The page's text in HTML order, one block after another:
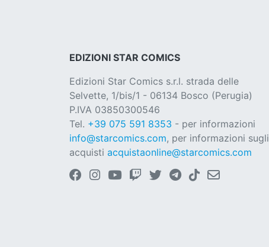
EDIZIONI STAR COMICS
Edizioni Star Comics s.r.l. strada delle
Selvette, 1/bis/1 - 06134 Bosco (Perugia)
P.IVA 03850300546
Tel. +39 075 591 8353 - per informazioni
info@starcomics.com, per informazioni sugli
acquisti acquistaonline@starcomics.com